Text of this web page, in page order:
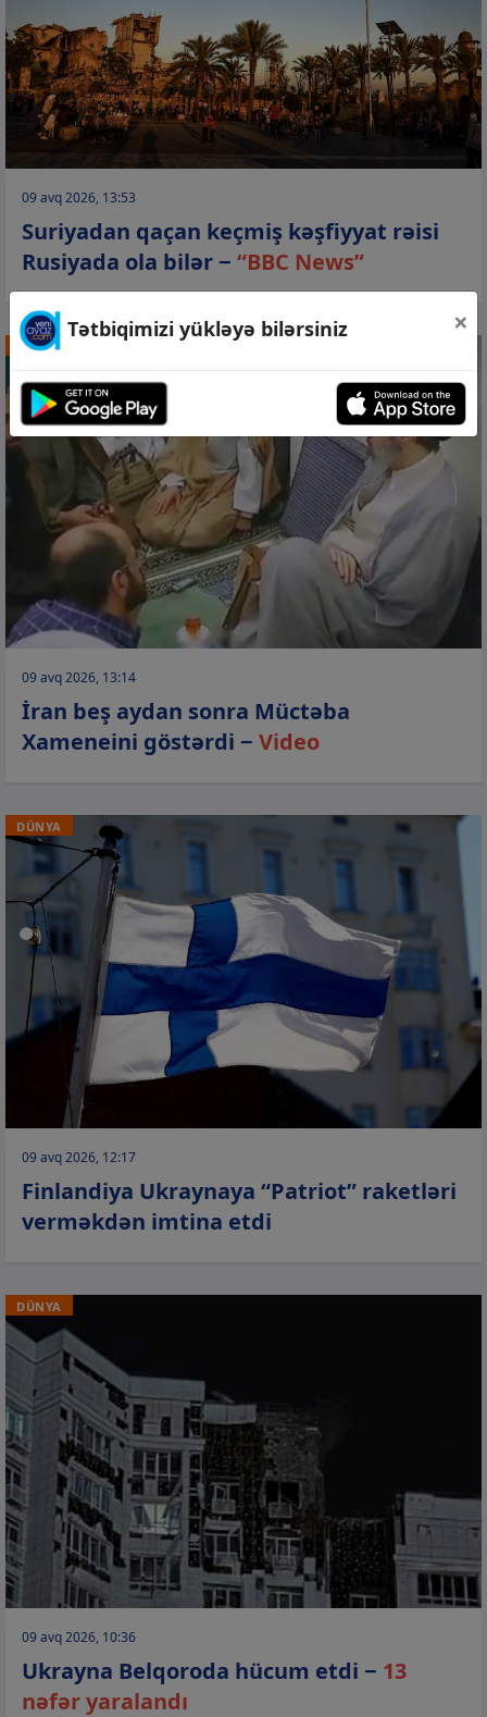
09 avq 2026, 13:53
Suriyadan qaçan keçmiş kəşfiyyat rəisi
Rusiyada ola bilər − “BBC News”
DÜNYA
09 avq 2026, 13:14
İran beş aydan sonra Müctəba
Xameneini göstərdi − Video
DÜNYA
09 avq 2026, 12:17
Finlandiya Ukraynaya “Patriot” raketləri
verməkdən imtina etdi
DÜNYA
09 avq 2026, 10:36
Ukrayna Belqoroda hücum etdi − 13
nəfər yaralandı
Tətbiqimizi yükləyə bilərsiniz ×